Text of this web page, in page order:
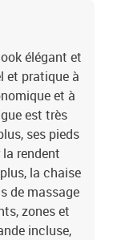
élégant et
et pratique à
et à
est très
ses pieds
rendent
la chaise
de massage
zones et
incluse,